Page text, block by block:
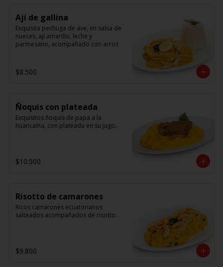
Ají de gallina
Exquisita pechuga de ave, en salsa de
nueces, ají amarillo, leche y
parmesano, acompañado con arroz
$8.500
Ñoquis con plateada
Exquisitos ñoquis de papa a la
huancaína, con plateada en su jugo.
$10.500
Risotto de camarones
Ricos camarones ecuatorianos
salteados acompañados de risotto.
$9.800